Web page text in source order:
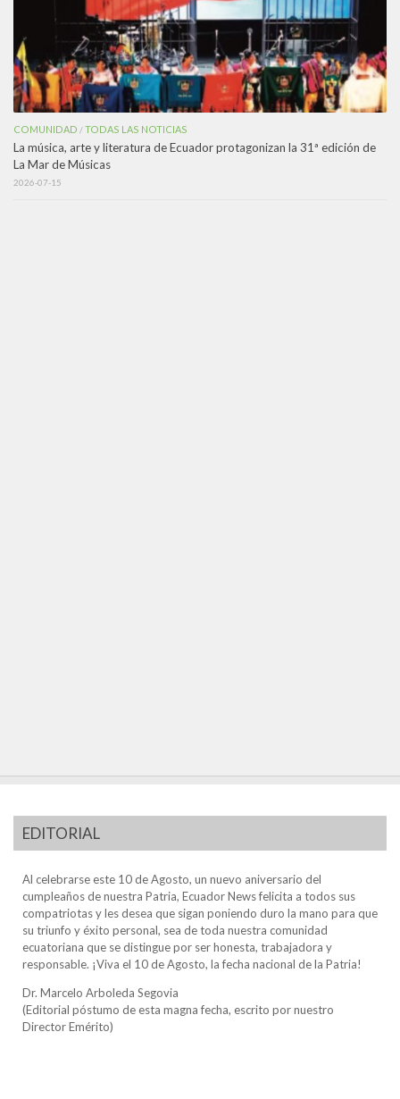
COMUNIDAD /TODAS LAS NOTICIAS
La música, arte y literatura de Ecuador protagonizan la 31ª edición de
La Mar de Músicas
2026-07-15
EDITORIAL
Al celebrarse este 10 de Agosto, un nuevo aniversario del
cumpleaños de nuestra Patria, Ecuador News felicita a todos sus
compatriotas y les desea que sigan poniendo duro la mano para que
su triunfo y éxito personal, sea de toda nuestra comunidad
ecuatoriana que se distingue por ser honesta, trabajadora y
responsable. ¡Viva el 10 de Agosto, la fecha nacional de la Patria!
Dr. Marcelo Arboleda Segovia
(Editorial póstumo de esta magna fecha, escrito por nuestro
Director Emérito)